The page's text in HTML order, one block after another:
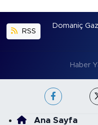
RSS
Domaniç
Haber
Ana Sayfa